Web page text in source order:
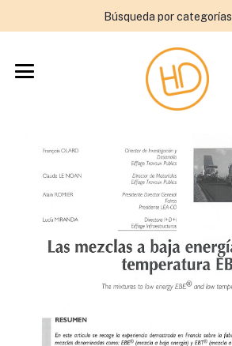
Búsqueda por categorías